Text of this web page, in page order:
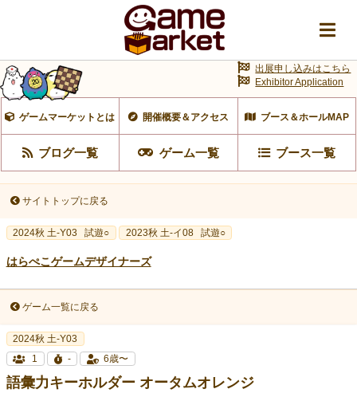
ゲームマーケットとは 開催概要＆アクセス ブース＆ホールMAP
ブログ一覧 ゲーム一覧 ブース一覧
出展申し込みはこちら
Exhibitor Application
サイトトップに戻る
2024秋 土-Y03 試遊○ 2023秋 土-イ08 試遊○
はらぺこゲームデザイナーズ
ゲーム一覧に戻る
2024秋 土-Y03
1
- 6歳〜
語彙力キーホルダー オータムオレンジ